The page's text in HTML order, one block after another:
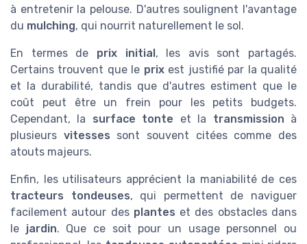
à entretenir la pelouse. D'autres soulignent l'avantage
du mulching, qui nourrit naturellement le sol.
En termes de prix initial, les avis sont partagés.
Certains trouvent que le prixest justifié par la qualité
et la durabilité, tandis que d'autres estiment que le
coût peut être un frein pour les petits budgets.
Cependant, la surface tonte et la transmission à
plusieurs vitesses sont souvent citées comme des
atouts majeurs.
Enfin, les utilisateurs apprécient la maniabilité de ces
tracteurs tondeuses, qui permettent de naviguer
facilement autour des plantes et des obstacles dans
le jardin. Que ce soit pour un usage personnel ou